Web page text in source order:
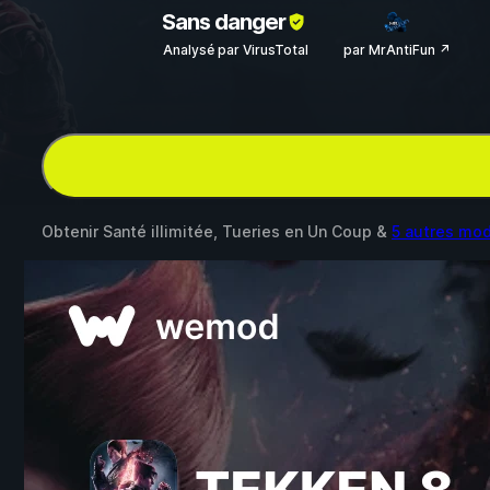
Sans danger
Analysé par VirusTotal par MrAntiFun ↗
Obtenir Santé illimitée, Tueries en Un Coup & 5 autres